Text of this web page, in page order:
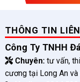
THÔNG TIN
Công Ty TNHH
Chuyên:tư vấn,
cương tại Long An và